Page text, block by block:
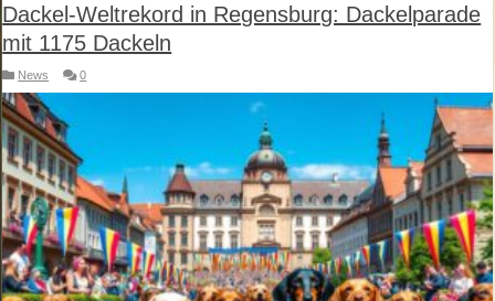
Dackel-Weltrekord in Regensburg: Dackelparade
mit 1175 Dackeln
News 0